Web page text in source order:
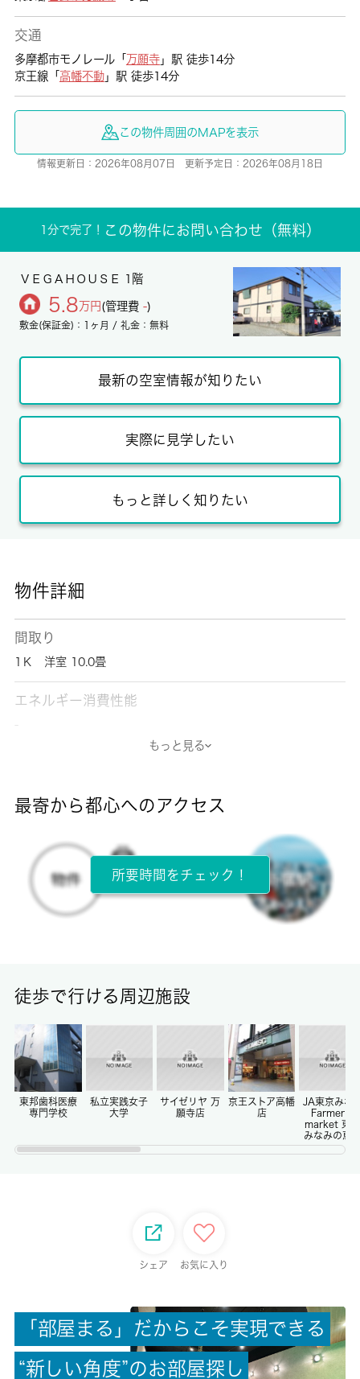
交通
多摩都市モノレール「 万願寺」駅 徒歩14分
京王線「 高幡不動」駅 徒歩14分
この物件周囲のMAPを表示
情報更新日：2026年08月07日 更新予定日：2026年08月18日
1分で完了！ この物件にお問い合わせ（無料）
ＶＥＧＡＨＯＵＳＥ 1階
5.8 万円 (管理費 -)
敷金(保証金)：1ヶ月 / 礼金：無料
最新の空室情報が知りたい
実際に見学したい
もっと詳しく知りたい
物件詳細
間取り
1Ｋ 洋室 10.0畳
エネルギー消費性能
-
所在階
1階 / 2階建
償却/敷引
-/-
駐車場/料金
-/-
もっと見る
最寄から都心へのアクセス
所要時間をチェック！
徒歩で行ける周辺施設
東邦歯科医療
専門学校
私立実践女子
大学
サイゼリヤ 万
願寺店
京王ストア高幡
店
JA東京みな
Farmer`s
market 東
みなみの恵
シェア お気に入り
「 部屋 ま る 」 だ か ら こ そ実現で き る
“新 し い角 度”のお部屋探 し